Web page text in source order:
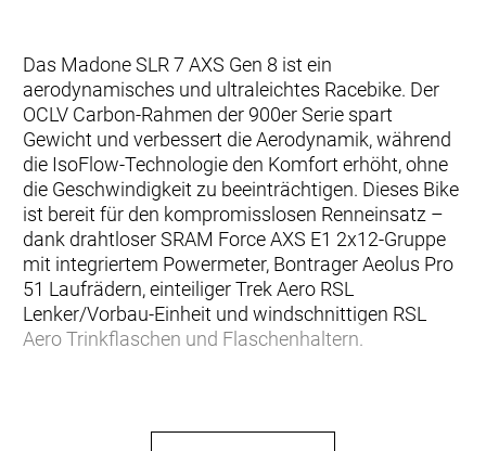
Das Madone SLR 7 AXS Gen 8 ist ein
aerodynamisches und ultraleichtes Racebike. Der
OCLV Carbon-Rahmen der 900er Serie spart
Gewicht und verbessert die Aerodynamik, während
die IsoFlow-Technologie den Komfort erhöht, ohne
die Geschwindigkeit zu beeinträchtigen. Dieses Bike
ist bereit für den kompromisslosen Renneinsatz –
dank drahtloser SRAM Force AXS E1 2x12-Gruppe
mit integriertem Powermeter, Bontrager Aeolus Pro
51 Laufrädern, einteiliger Trek Aero RSL
Lenker/Vorbau-Einheit und windschnittigen RSL
Aero Trinkflaschen und Flaschenhaltern.
bestes 900 Series OCLV Carbon machen die